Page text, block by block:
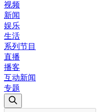
视频
新闻
娱乐
生活
系列节目
直播
播客
互动新闻
专题